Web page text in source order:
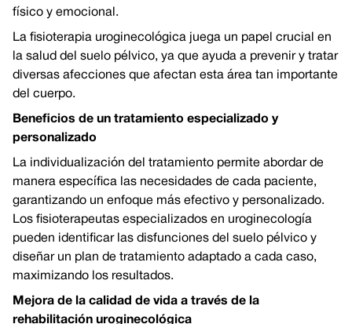
físico y emocional.
La fisioterapia uroginecológica juega un papel crucial en
la salud del suelo pélvico, ya que ayuda a prevenir y tratar
diversas afecciones que afectan esta área tan importante
del cuerpo.
Beneficios de un tratamiento especializado y
personalizado
La individualización del tratamiento permite abordar de
manera específica las necesidades de cada paciente,
garantizando un enfoque más efectivo y personalizado.
Los fisioterapeutas especializados en uroginecología
pueden identificar las disfunciones del suelo pélvico y
diseñar un plan de tratamiento adaptado a cada caso,
maximizando los resultados.
Mejora de la calidad de vida a través de la
rehabilitación uroginecológica